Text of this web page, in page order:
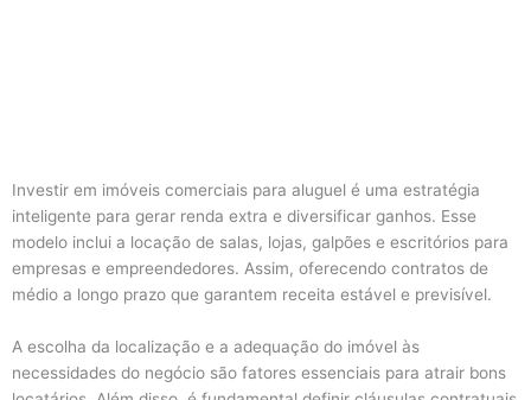
Investir em imóveis comerciais para aluguel é uma estratégia
inteligente para gerar renda extra e diversificar ganhos. Esse
modelo inclui a locação de salas, lojas, galpões e escritórios para
empresas e empreendedores. Assim, oferecendo contratos de
médio a longo prazo que garantem receita estável e previsível.
A escolha da localização e a adequação do imóvel às
necessidades do negócio são fatores essenciais para atrair bons